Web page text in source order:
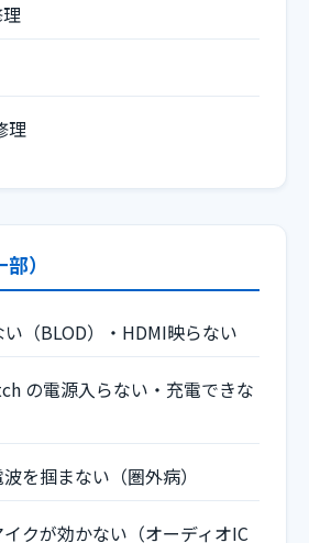
理
）
（BLOD）・HDMI映らない
の電源入らない・充電できな
を掴まない（圏外病）
クが効かない（オーディオIC